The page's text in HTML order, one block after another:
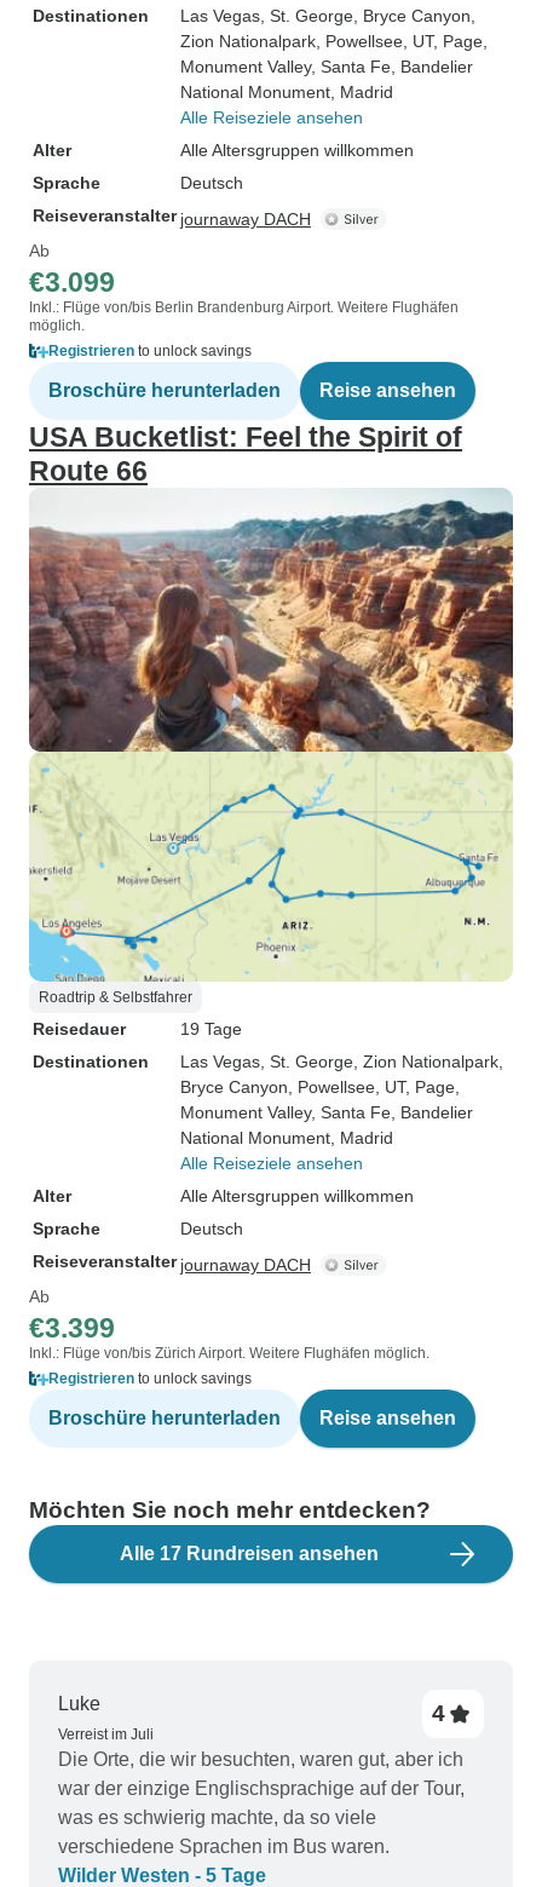
Destinationen
Las Vegas , St. George , Bryce Canyon
Zion Nationalpark , Powellsee, UT, Page
Monument Valley, Santa Fe , Bandelier
National Monument , Madrid
Alle Reiseziele ansehen
Alter
Alle Altersgruppen willkommen
Sprache
Deutsch
Reiseveranstalter journaway DACH
Ab
€3.099
Inkl.: Flüge von/bis Berlin Brandenburg Airport. Weitere Flughäfen
möglich.
Registrieren to unlock savings
Broschüre herunterladen Reise ansehen
USA Bucketlist: Feel the Spirit of
Route 66
Roadtrip & Selbstfahrer
Reisedauer
19 Tage
Destinationen
Las Vegas , St. George , Zion Nationalpark
Bryce Canyon , Powellsee, UT, Page
Monument Valley, Santa Fe , Bandelier
National Monument , Madrid
Alle Reiseziele ansehen
Alter
Alle Altersgruppen willkommen
Sprache
Deutsch
Reiseveranstalter journaway DACH
Ab
€3.399
Inkl.: Flüge von/bis Zürich Airport. Weitere Flughäfen möglich.
Registrieren to unlock savings
Broschüre herunterladen Reise ansehen
Möchten Sie noch mehr entdecken?
Alle 17 Rundreisen ansehen
Luke
Verreist im Juli
4
Die Orte, die wir besuchten, waren gut, aber ich
war der einzige Englischsprachige auf der Tour,
was es schwierig machte, da so viele
verschiedene Sprachen im Bus waren.
Wilder Westen - 5 Tage